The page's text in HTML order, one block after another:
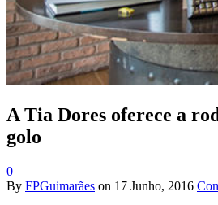
A Tia Dores oferece a
golo
0
By FPGuimarães on 17 Junho, 2016